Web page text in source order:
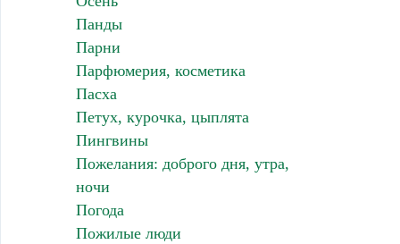
Панды
Парни
Парфюмерия, косметика
Пасха
Петух, курочка, цыплята
Пингвины
Пожелания: доброго дня, утра,
ночи
Погода
Пожилые люди